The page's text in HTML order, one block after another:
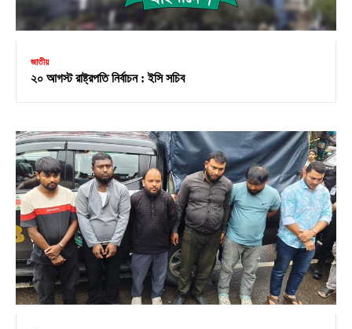
জাতীয়
২০ আগস্ট রাষ্ট্রপতি নির্বাচন : ইসি সচিব